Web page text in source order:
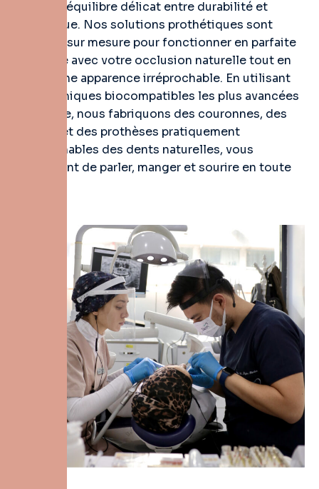
exige un équilibre délicat entre durabilité et
esthétique. Nos solutions prothétiques sont
conçues sur mesure pour fonctionner en parfaite
harmonie avec votre occlusion naturelle tout en
offrant une apparence irréprochable. En utilisant
les céramiques biocompatibles les plus avancées
au monde, nous fabriquons des couronnes, des
bridges et des prothèses pratiquement
indiscernables des dents naturelles, vous
permettant de parler, manger et sourire en toute